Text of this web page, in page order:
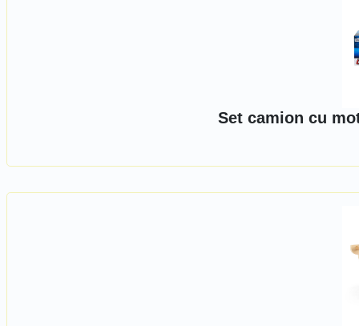
Set camion cu